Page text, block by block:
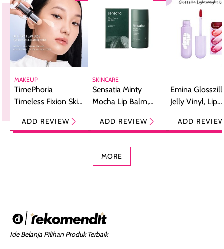
MAKEUP
TimePhoria
Timeless Fixion Skin
Tint Stick,
Foundation dan
ADD REVIEW
SKINCARE
Sensatia Minty
Mocha Lip Balm,
Pelembap Bibir
dengan Aroma
ADD REVIEW
Emina
Jelly Vinyl, Lip
Cream Glossy
Ringan
ADD
MORE
Ide Belanja Pilihan Produk Terbaik